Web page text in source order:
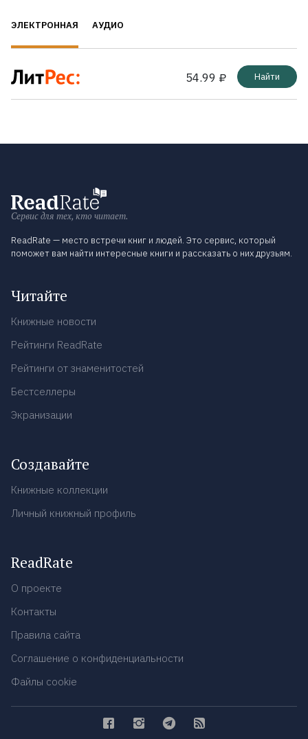
ЭЛЕКТРОННАЯ АУДИО
54.99 ₽ Найти
Сервис для тех, кто читает.
ReadRate — место встречи книг и людей. Это сервис, который
поможет вам найти интересные книги и рассказать о них друзьям.
Читайте
Книжные новости
Рейтинги ReadRate
Рейтинги от знаменитостей
Бестселлеры
Экранизации
Создавайте
Книжные коллекции
Личный книжный профиль
ReadRate
О проекте
Контакты
Правила сайта
Соглашение о конфиденциальности
Файлы cookie